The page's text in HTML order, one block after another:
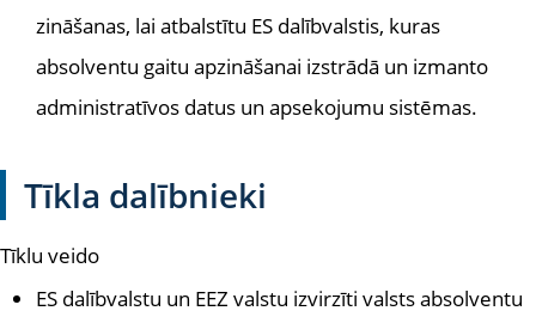
zināšanas, lai atbalstītu ES dalībvalstis, kuras
absolventu gaitu apzināšanai izstrādā un izmanto
administratīvos datus un apsekojumu sistēmas.
Tīkla dalībnieki
Tīklu veido
ES dalībvalstu un EEZ valstu izvirzīti valsts absolventu